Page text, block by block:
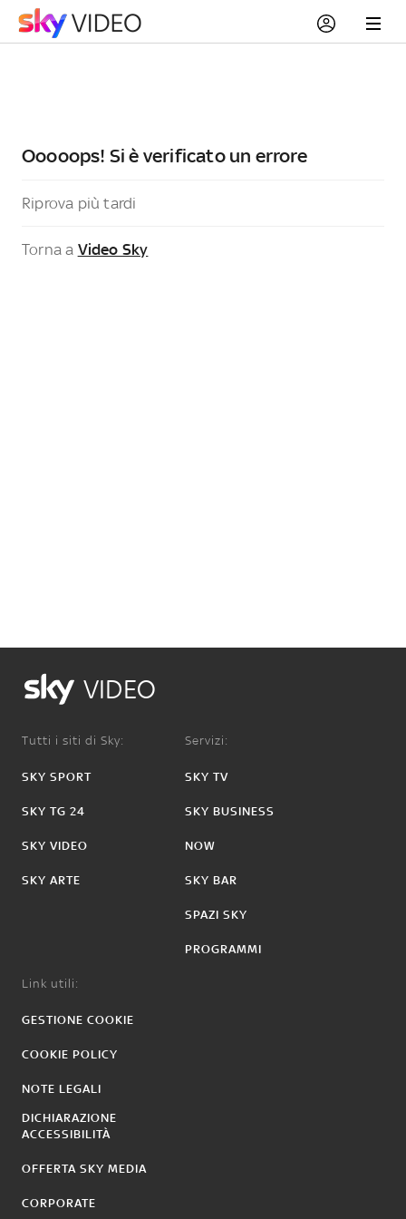
Ooooops! Si è verificato un errore
Riprova più tardi
Torna a Video Sky
VIDEO
Tutti i siti di Sky:
SKY SPORT
SKY TG 24
SKY VIDEO
SKY ARTE
Servizi:
SKY TV
SKY BUSINESS
NOW
SKY BAR
SPAZI SKY
PROGRAMMI
Link utili:
GESTIONE COOKIE
COOKIE POLICY
NOTE LEGALI
DICHIARAZIONE
ACCESSIBILITÀ
OFFERTA SKY MEDIA
CORPORATE